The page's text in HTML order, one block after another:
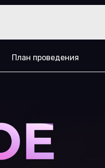
План проведения